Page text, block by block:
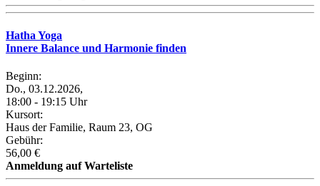
Hatha Yoga
Innere Balance und Harmonie finden
Beginn:
Do., 03.12.2026,
18:00 - 19:15 Uhr
Kursort:
Haus der Familie, Raum 23, OG
Gebühr:
56,00 €
Anmeldung auf Warteliste